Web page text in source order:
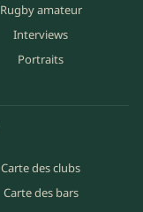
Rugby amateur
Interviews
Portraits
Carte des clubs
Carte des bars